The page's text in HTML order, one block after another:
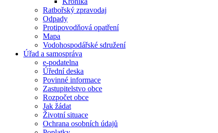
Ratbořský zpravodaj
Odpady
Protipovodňová opatření
Mapa
Vodohospodářské sdružení
Úřad a samospráva
e-podatelna
Úřední deska
Povinné informace
Zastupitelstvo obce
Rozpočet obce
Jak žádat
Životní situace
Ochrana osobních údajů